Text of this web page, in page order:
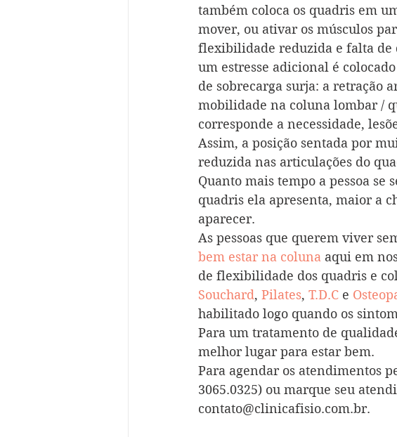
também coloca os quadris em
mover, ou ativar os músculos
flexibilidade reduzida e falta de
um estresse adicional é
de sobrecarga surja: a retração
mobilidade na coluna lombar /
corresponde a necessidade,
Assim, a posição sentada por
reduzida nas articulações do
Quanto mais tempo a pessoa
quadris ela apresenta, maior a
aparecer.
As pessoas que querem viver
bem estar na coluna aqui em
de flexibilidade dos quadris e
Souchard, Pilates, T.D.C e
habilitado logo quando os
Para um tratamento de
melhor lugar para estar bem.
Para agendar os atendimentos
3065.0325) ou marque seu
contato@clinicafisio.com.br.